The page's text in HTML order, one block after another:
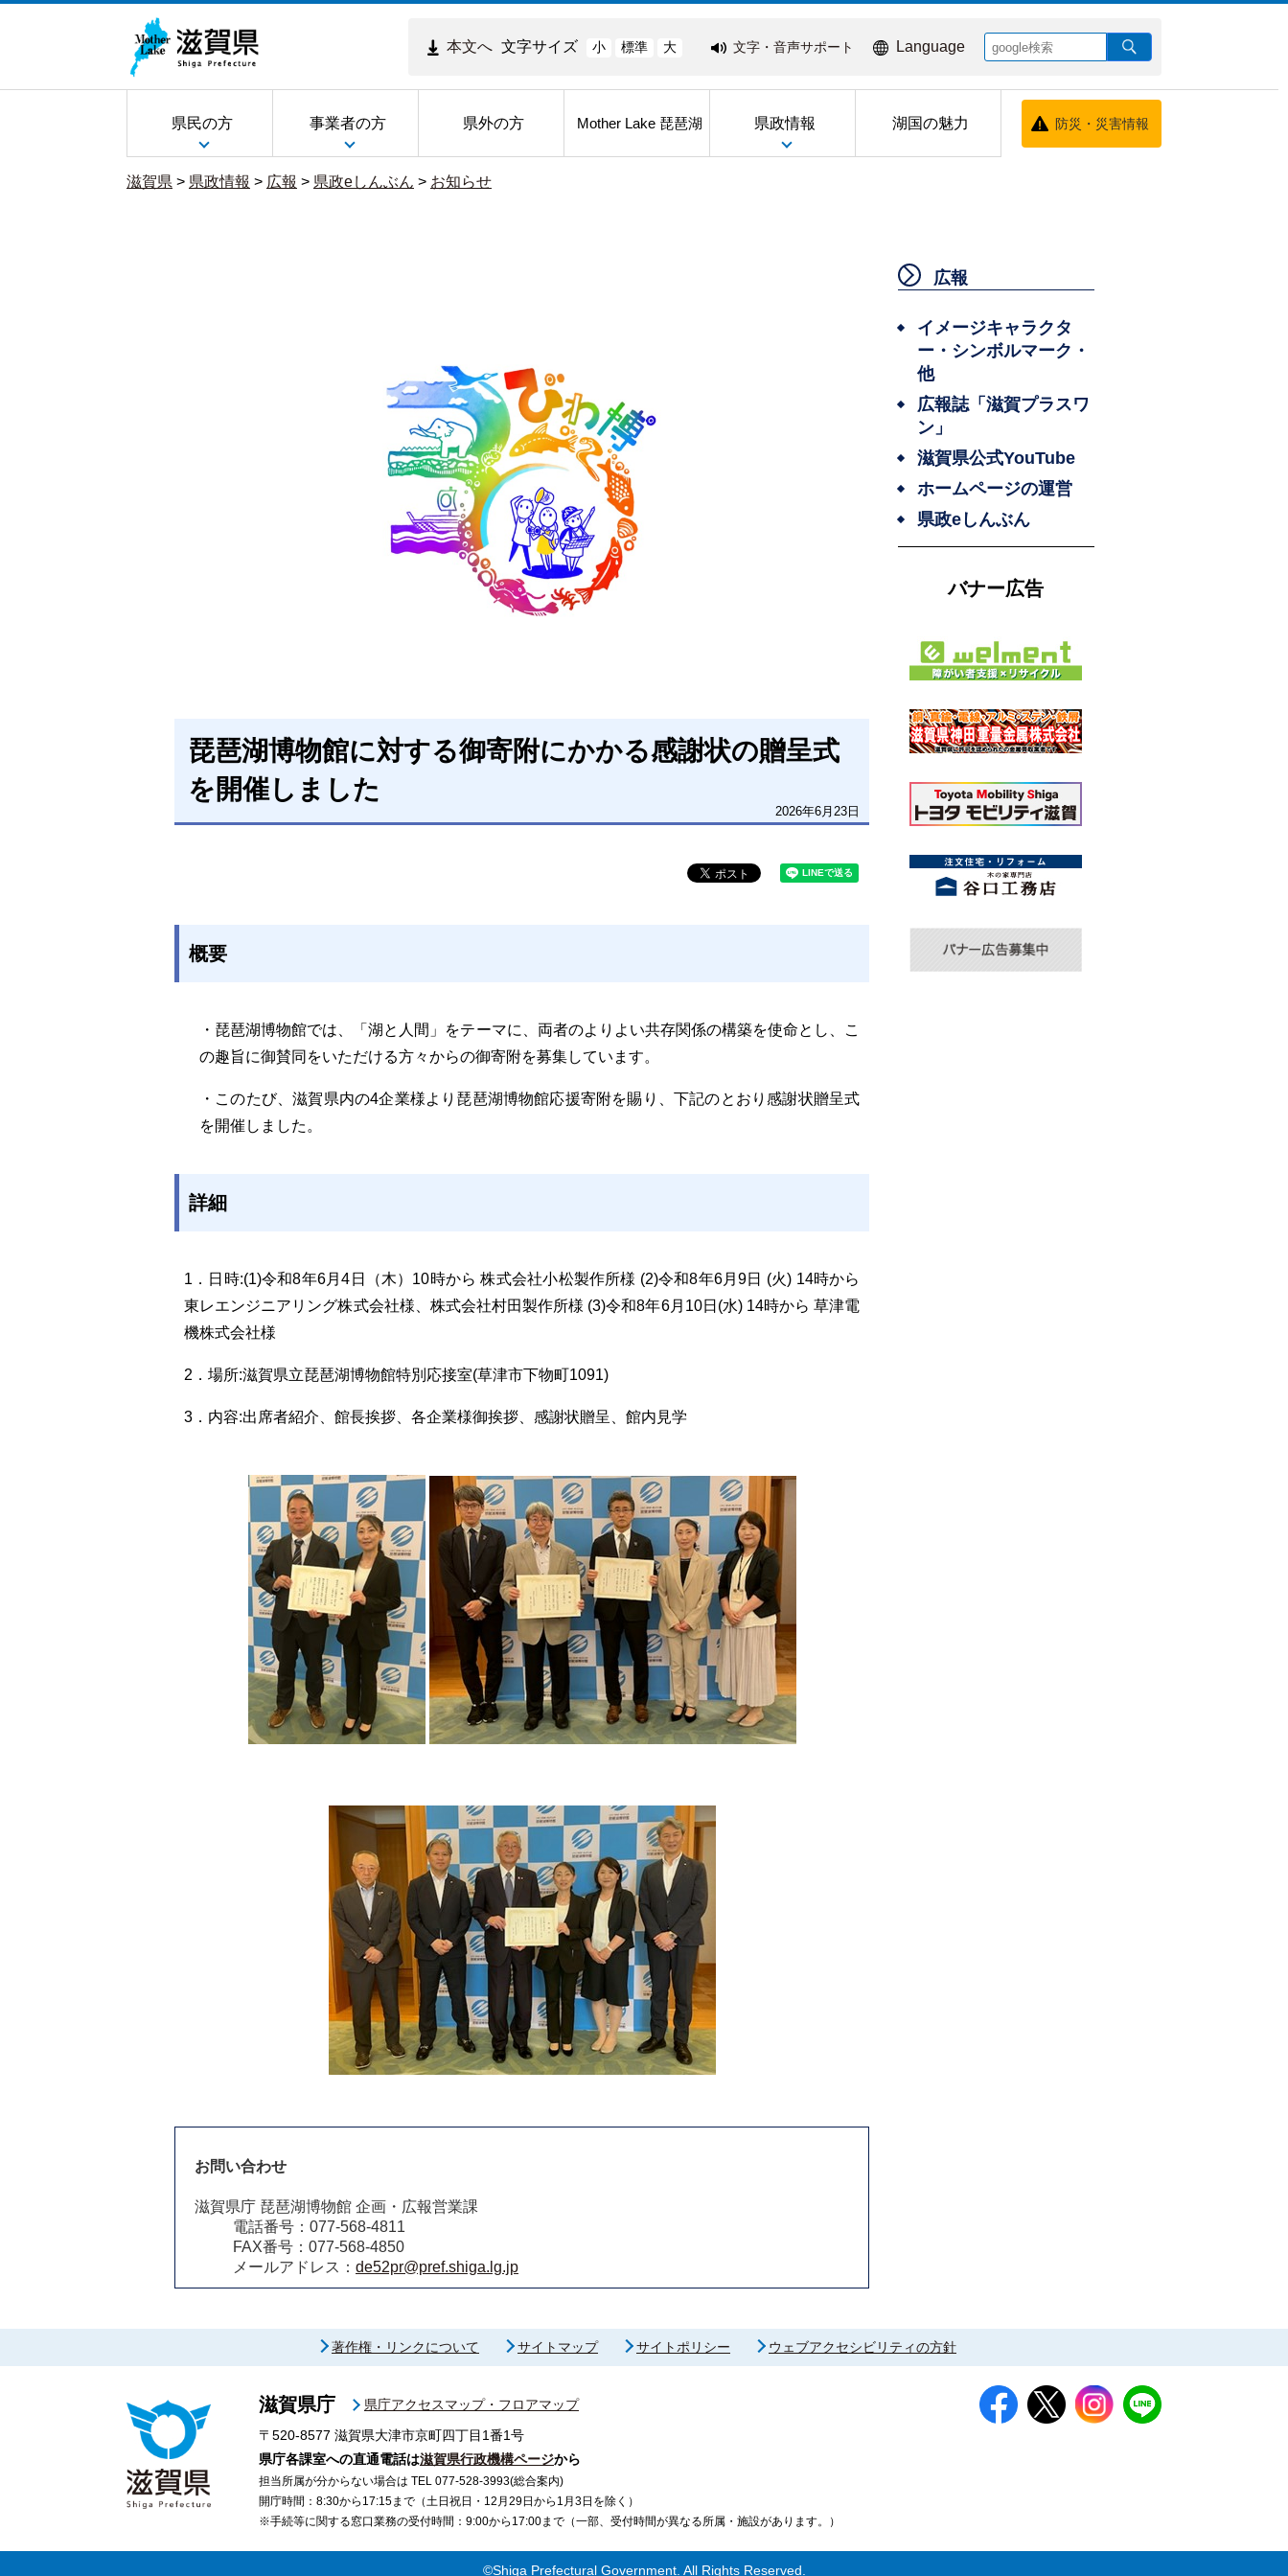
本文へ 文字サイズ 小 標準 大 文字・音声サポート Language
県民の方 事業者の方 県外の方 Mother Lake 琵琶湖 県政情報 湖国の魅力 防災・災害情報
滋賀県 > 県政情報 > 広報 > 県政eしんぶん > お知らせ
琵琶湖博物館に対する御寄附にかかる感謝状の贈呈式
を開催しました
2026年6月23日
概要
・琵琶湖博物館では、「湖と人間」をテーマに、両者のよりよい共存関係の構築を使命とし、こ
の趣旨に御賛同をいただける方々からの御寄附を募集しています。
・このたび、滋賀県内の4企業様より琵琶湖博物館応援寄附を賜り、下記のとおり感謝状贈呈式
を開催しました。
詳細
1．日時:(1)令和8年6月4日（木）10時から 株式会社小松製作所様 (2)令和8年6月9日 (火) 14時から
東レエンジニアリング株式会社様、株式会社村田製作所様 (3)令和8年6月10日(水) 14時から 草津電
機株式会社様
2．場所:滋賀県立琵琶湖博物館特別応接室(草津市下物町1091)
3．内容:出席者紹介、館長挨拶、各企業様御挨拶、感謝状贈呈、館内見学
お問い合わせ
滋賀県庁 琵琶湖博物館 企画・広報営業課
電話番号：077-568-4811
FAX番号：077-568-4850
メールアドレス： de52pr@pref.shiga.lg.jp
広報
イメージキャラクタ
ー・シンボルマーク・
他
広報誌「滋賀プラスワ
ン」
滋賀県公式YouTube
ホームページの運営
県政eしんぶん
バナー広告
著作権・リンクについて サイトマップ サイトポリシー ウェブアクセシビリティの方針
滋賀県庁
県庁アクセスマップ・フロアマップ
〒520-8577 滋賀県大津市京町四丁目1番1号
県庁各課室への直通電話は滋賀県行政機構ページから
担当所属が分からない場合は TEL 077-528-3993(総合案内)
開庁時間：8:30から17:15まで（土日祝日・12月29日から1月3日を除く）
※手続等に関する窓口業務の受付時間：9:00から17:00まで（一部、受付時間が異なる所属・施設があります。）
©Shiga Prefectural Government. All Rights Reserved.